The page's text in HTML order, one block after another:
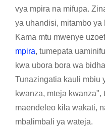
vya mpira na mifupa.
ya uhandisi, mitambo
Kama mtu mwenye
mpira, tumepata
kwa ubora bora wa
Tunazingatia kauli mbiu
kwanza, mteja kwanza",
maendeleo kila wakati,
mbalimbali ya wateja.